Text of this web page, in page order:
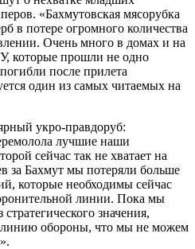
«Бахмутовская мясорубка
в потере огромного количества
Очень много в домах и на
которые прошли не одно
после прилета
один из самых читаемых на
укро-правдоруб:
лучшие наши
сейчас так не хватает на
за Бахмут мы потеряли больше
которые необходимы сейчас
линии. Пока мы
значения,
обороны, что мы не можем